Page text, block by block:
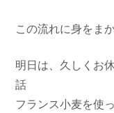
この流れに身をま
明日は、久しくお
話
フランス小麦を使